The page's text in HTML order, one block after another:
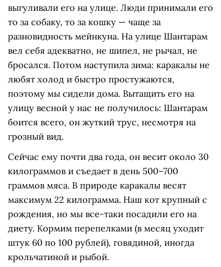
выгуливали его на улице. Люди принимали его
то за собаку, то за кошку — чаще за
разновидность мейнкуна. На улице Шантарам
вел себя адекватно, не шипел, не рычал, не
бросался. Потом наступила зима: каракалы не
любят холод и быстро простужаются,
поэтому мы сидели дома. Вытащить его на
улицу весной у нас не получилось: Шантарам
боится всего, он жуткий трус, несмотря на
грозный вид.
Сейчас ему почти два года, он весит около 30
килограммов и съедает в день 500–700
граммов мяса. В природе каракалы весят
максимум 22 килограмма. Наш кот крупный с
рождения, но мы все-таки посадили его на
диету. Кормим перепелками (в месяц уходит
штук 60 по 100 рублей), говядиной, иногда
крольчатиной и рыбой.